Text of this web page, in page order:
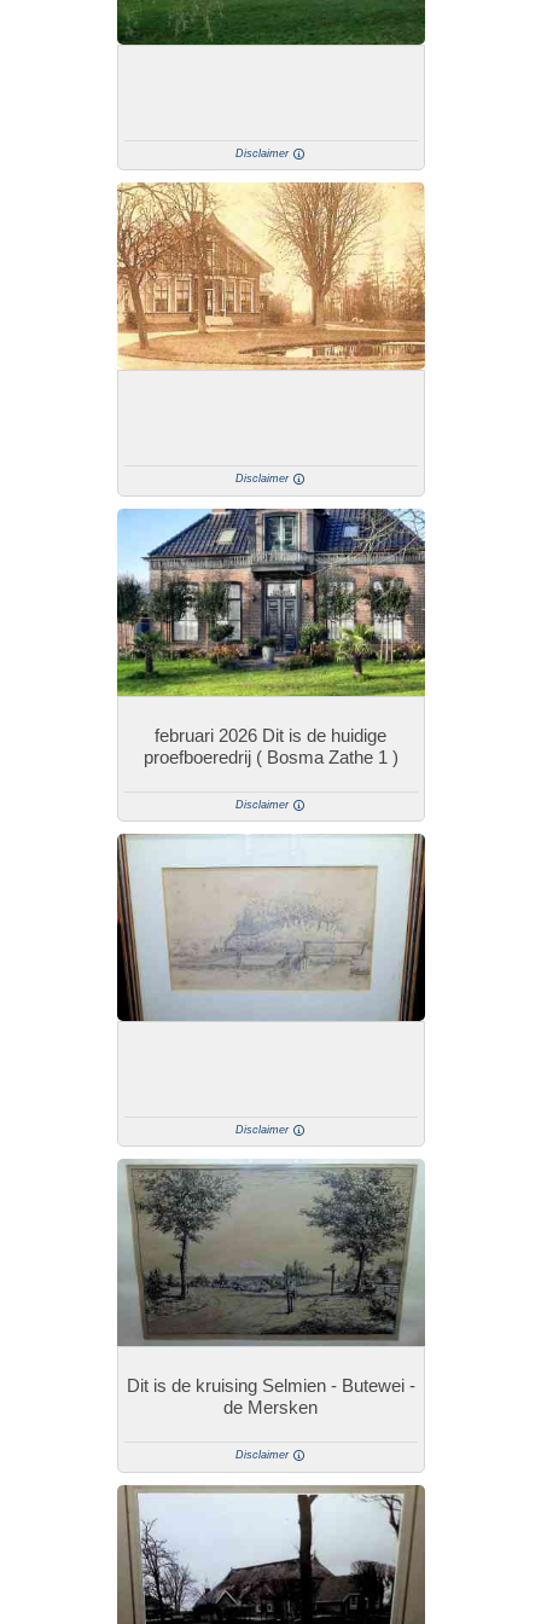
Disclaimer
Disclaimer
februari 2026 Dit is de huidige
proefboeredrij ( Bosma Zathe 1 )
Disclaimer
Disclaimer
Dit is de kruising Selmien - Butewei -
de Mersken
Disclaimer